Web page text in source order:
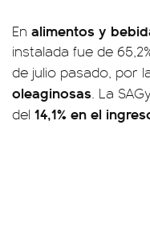
En alimentos y
instalada fue de
de julio pasado, por
oleaginosas. La
del 14,1% en el